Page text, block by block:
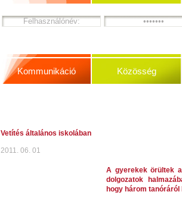
Kommunikáció Közösség
Vetítés általános iskolában
2011. 06. 01
A gyerekek örültek
dolgozatok
hogy három